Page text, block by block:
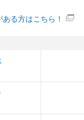
る方はこちら！